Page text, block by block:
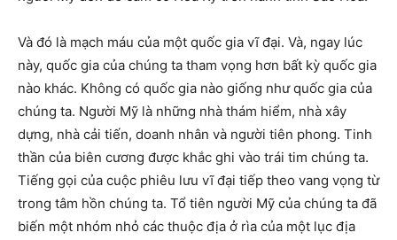
Và đó là mạch máu của một quốc gia vĩ đại. Và, ngay lúc
này, quốc gia của chúng ta tham vọng hơn bất kỳ quốc gia
nào khác. Không có quốc gia nào giống như quốc gia của
chúng ta. Người Mỹ là những nhà thám hiểm, nhà xây
dựng, nhà cải tiến, doanh nhân và người tiên phong. Tinh
thần của biên cương được khắc ghi vào trái tim chúng ta.
Tiếng gọi của cuộc phiêu lưu vĩ đại tiếp theo vang vọng từ
trong tâm hồn chúng ta. Tổ tiên người Mỹ của chúng ta đã
biến một nhóm nhỏ các thuộc địa ở rìa của một lục địa